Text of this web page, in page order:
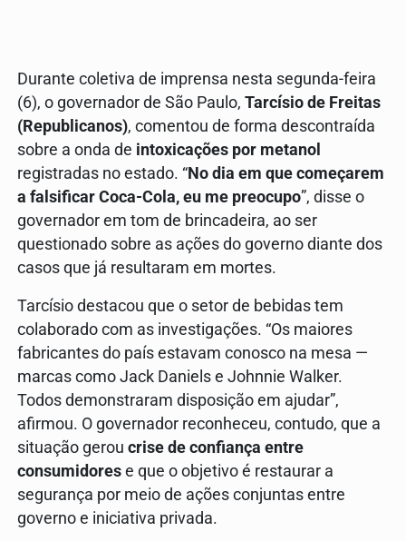
Durante coletiva de imprensa nesta segunda-feira
(6), o governador de São Paulo, Tarcísio de Freitas
(Republicanos), comentou de forma descontraída
sobre a onda de intoxicações por metanol
registradas no estado. “No dia em que começarem
a falsificar Coca-Cola, eu me preocupo”, disse o
governador em tom de brincadeira, ao ser
questionado sobre as ações do governo diante dos
casos que já resultaram em mortes.
Tarcísio destacou que o setor de bebidas tem
colaborado com as investigações. “Os maiores
fabricantes do país estavam conosco na mesa —
marcas como Jack Daniels e Johnnie Walker.
Todos demonstraram disposição em ajudar”,
afirmou. O governador reconheceu, contudo, que a
situação gerou crise de confiança entre
consumidores e que o objetivo é restaurar a
segurança por meio de ações conjuntas entre
governo e iniciativa privada.